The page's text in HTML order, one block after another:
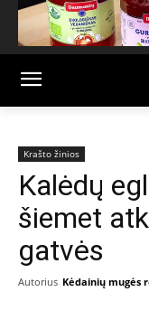
Krašto žinios
Kalėdų
šiemet
gatvės
Autorius Kėdainių mugės